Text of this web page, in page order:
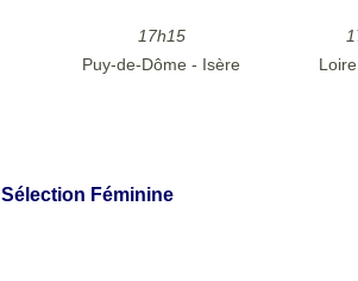
17h15
Puy-de-Dôme - Isère
Sélection Féminine